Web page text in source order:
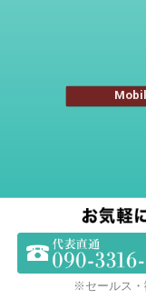
※セールス・